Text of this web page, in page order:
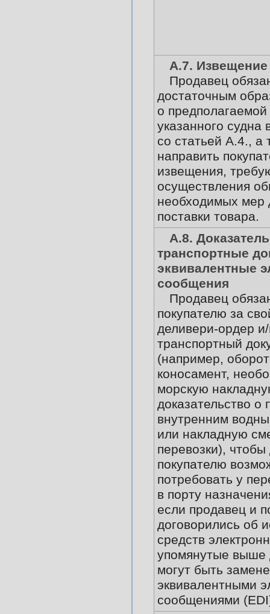
А.7.
Продавец
достаточным
о
указанного судна
со статьей А.4., а
направить
извещения,
осуществления
необходимых мер
поставки товара.
А.8.
транспортные
эквивалентные
сообщения
Продавец
покупателю за
деливери-ордер
транспортный
(например,
коносамент,
морскую
доказательство о
внутренним
или накладную
перевозки), чтобы
покупателю
потребовать у
в порту
если продавец и
договорились об
средств
упомянутые выше
могут быть
эквивалентными
сообщениями